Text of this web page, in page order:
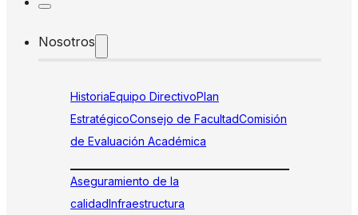
Nosotros
HistoriaEquipo DirectivoPlan
EstratégicoConsejo de FacultadComisión
de Evaluación Académica
Aseguramiento de la
calidadInfraestructura